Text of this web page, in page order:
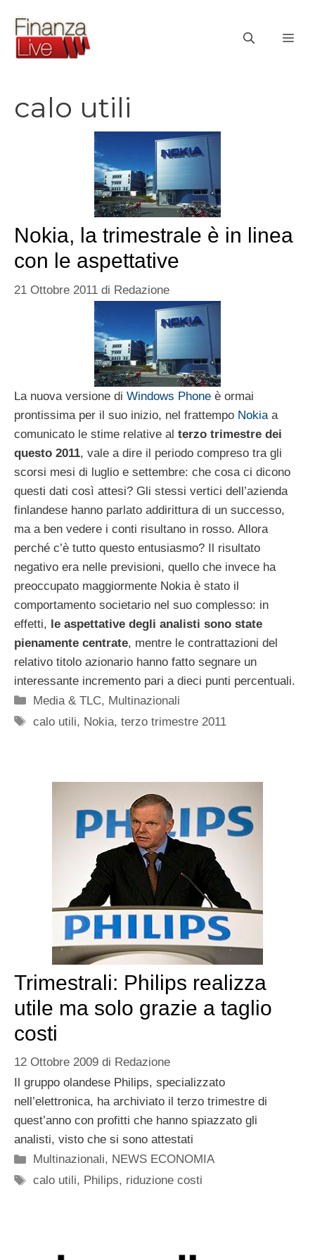
contenuto
calo utili
Nokia, la trimestrale è in linea
con le aspettative
21 Ottobre 2011 di Redazione
La nuova versione di Windows Phone è ormai
prontissima per il suo inizio, nel frattempo Nokiaa
comunicato le stime relative al terzo trimestre dei
questo 2011, vale a dire il periodo compreso tra gli
scorsi mesi di luglio e settembre: che cosa ci dicono
questi dati così attesi? Gli stessi vertici dell’azienda
finlandese hanno parlato addirittura di un successo,
ma a ben vedere i conti risultano in rosso. Allora
perché c’è tutto questo entusiasmo? Il risultato
negativo era nelle previsioni, quello che invece ha
preoccupato maggiormente Nokia è stato il
comportamento societario nel suo complesso: in
effetti, le aspettative degli analisti sono state
pienamente centrate, mentre le contrattazioni del
relativo titolo azionario hanno fatto segnare un
interessante incremento pari a dieci punti percentuali.
Categorie
Media & TLC, Multinazionali
Tag
calo utili, Nokia,terzo trimestre 2011
Trimestrali: Philips realizza
utile ma solo grazie a taglio
costi
12 Ottobre 2009 di Redazione
Il gruppo olandese Philips, specializzato
nell’elettronica, ha archiviato il terzo trimestre di
quest’anno con profitti che hanno spiazzato gli
analisti, visto che si sono attestati
Categorie
Multinazionali, NEWS ECONOMIA
Tag
calo utili, Philips, riduzione costi